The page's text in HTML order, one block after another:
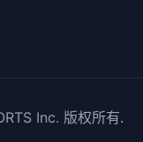
Inc. 版权所有.